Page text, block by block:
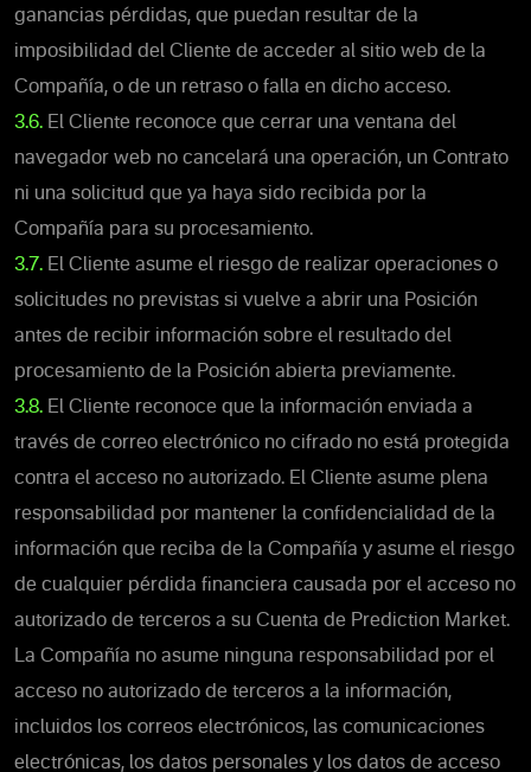
ganancias pérdidas, que puedan resultar de la
imposibilidad del Cliente de acceder al sitio web de la
Compañía, o de un retraso o falla en dicho acceso.
3.6. El Cliente reconoce que cerrar una ventana del
navegador web no cancelará una operación, un Contrato
ni una solicitud que ya haya sido recibida por la
Compañía para su procesamiento.
3.7. El Cliente asume el riesgo de realizar operaciones o
solicitudes no previstas si vuelve a abrir una Posición
antes de recibir información sobre el resultado del
procesamiento de la Posición abierta previamente.
3.8. El Cliente reconoce que la información enviada a
través de correo electrónico no cifrado no está protegida
contra el acceso no autorizado. El Cliente asume plena
responsabilidad por mantener la confidencialidad de la
información que reciba de la Compañía y asume el riesgo
de cualquier pérdida financiera causada por el acceso no
autorizado de terceros a su Cuenta de Prediction Market.
La Compañía no asume ninguna responsabilidad por el
acceso no autorizado de terceros a la información,
incluidos los correos electrónicos, las comunicaciones
electrónicas, los datos personales y los datos de acceso